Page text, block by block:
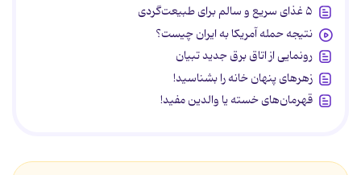
۵ غذای سریع و سالم برای طبیعت‌گردی
نتیجه حمله آمریکا به ایران چیست؟
رونمایی از اتاق برق جدید تبیان
زهرهای پنهان خانه را بشناسید!
قهرمان‌های خسته یا والدین مفید!